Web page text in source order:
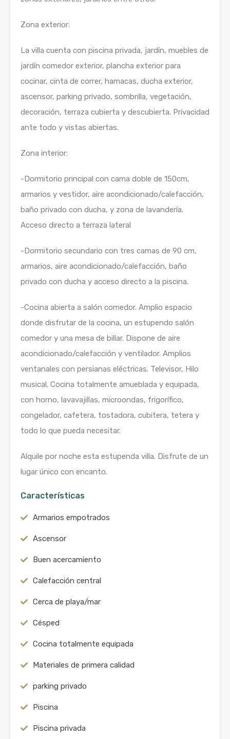
Zona exterior:
La villa cuenta con piscina privada, jardín, muebles de
jardín comedor exterior, plancha exterior para
cocinar, cinta de correr, hamacas, ducha exterior,
ascensor, parking privado, sombrilla, vegetación,
decoración, terraza cubierta y descubierta. Privacidad
ante todo y vistas abiertas.
Zona interior:
-Dormitorio principal con cama doble de 150cm,
armarios y vestidor, aire acondicionado/calefacción,
baño privado con ducha, y zona de lavandería.
Acceso directo a terraza lateral
-Dormitorio secundario con tres camas de 90 cm,
armarios, aire acondicionado/calefacción, baño
privado con ducha y acceso directo a la piscina.
-Cocina abierta a salón comedor. Amplio espacio
donde disfrutar de la cocina, un estupendo salón
comedor y una mesa de billar. Dispone de aire
acondicionado/calefacción y ventilador. Amplios
ventanales con persianas eléctricas. Televisor, Hilo
musical. Cocina totalmente amueblada y equipada,
con horno, lavavajillas, microondas, frigorífico,
congelador, cafetera, tostadora, cubitera, tetera y
todo lo que pueda necesitar.
Alquile por noche esta estupenda villa. Disfrute de un
lugar único con encanto.
Características
Armarios empotrados
Ascensor
Buen acercamiento
Calefacción central
Cerca de playa/mar
Césped
Cocina totalmente equipada
Materiales de primera calidad
parking privado
Piscina
Piscina privada